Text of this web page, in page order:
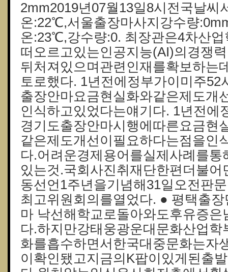
2mm2019년07월13일8시전국날씨
온:22℃,서울출장마사지강수량
온:23℃,강수량:0. 최장관은4차산
떠오르고있는인공지능(AI)의경쟁
뒤처져있으며관련인재를확보하는
토로했다. 1년전에정부가이미주52
출장안마요금현실화와같은제도개
인식하고있었다는얘기다. 1년전에
경기도출장안마시행에따른요금현
같은제도개선이필요하다는점을인
다.어려운경제용어를실제사례를
있는것.국회사진취재단한편더불어
동선언1주년을기념해31일오전판
최고위원회의를열었다. ● 평택출
마 낙선해학교로돌아와도후유증은
다.하지만강태웅광운대문화산업학
화를흡수하면서한국대중문화는자
이확인됐고지금의K팝이있게된출